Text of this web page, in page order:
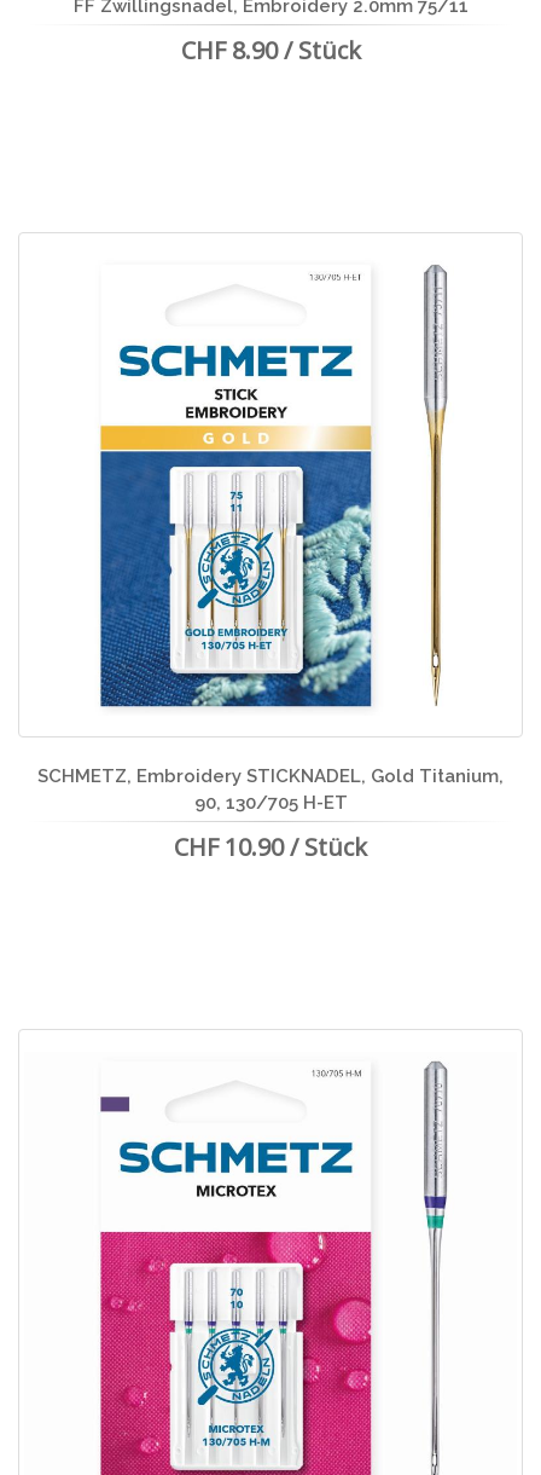
FF Zwillingsnadel, Embroidery 2.0mm 75/11
CHF 8.90 / Stück
SCHMETZ, Embroidery STICKNADEL, Gold Titanium,
90, 130/705 H-ET
CHF 10.90 / Stück